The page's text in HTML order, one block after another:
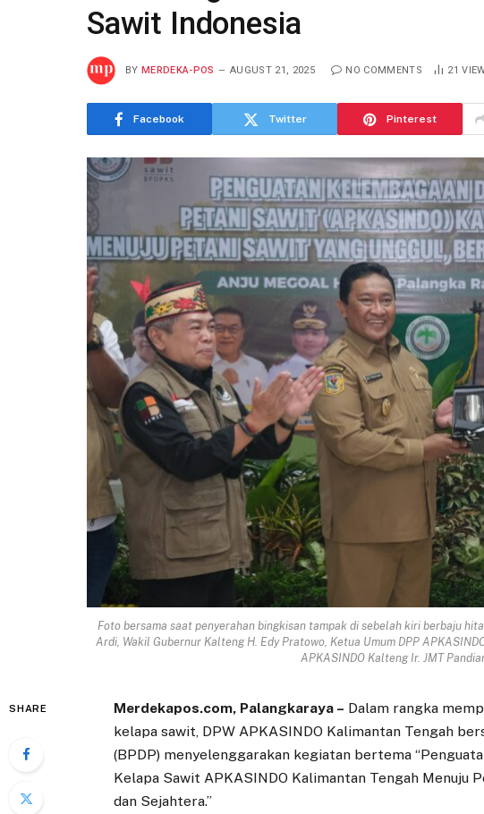
Sawit Indonesia
BY MERDEKA-POS AUGUST 21, 2025 NO COMMENTS 21
Facebook Twitter Pinterest
Foto bersama saat penyerahan bingkisan tampak di sebelah kiri berbaju
Ardi, Wakil Gubernur Kalteng H. Edy Pratowo, Ketua Umum DPP
APKASINDO Kalteng Ir. JMT
SHARE Merdekapos.com, Palangkaraya – Dalam rangka
kelapa sawit, DPW APKASINDO Kalimantan Tengah
(BPDP) menyelenggarakan kegiatan bertema
Kelapa Sawit APKASINDO Kalimantan Tengah Menuju
dan Sejahtera.”